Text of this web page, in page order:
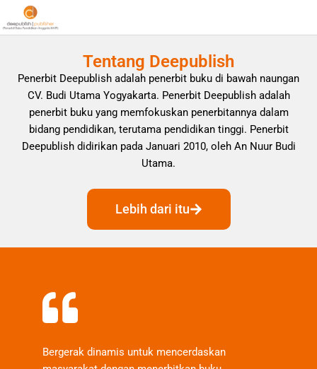
Tentang Deepublish
Penerbit Deepublish adalah penerbit buku di bawah naungan
CV. Budi Utama Yogyakarta. Penerbit Deepublish adalah
penerbit buku yang memfokuskan penerbitannya dalam
bidang pendidikan, terutama pendidikan tinggi. Penerbit
Deepublish didirikan pada Januari 2010, oleh An Nuur Budi
Utama.
Lebih dari itu
Bergerak dinamis untuk mencerdaskan